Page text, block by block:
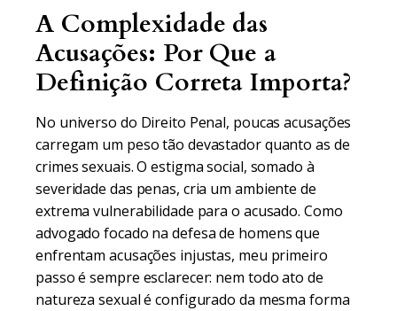
A Complexidade das
Acusações: Por Que a
Definição Correta Importa?
No universo do Direito Penal, poucas acusações
carregam um peso tão devastador quanto as de
crimes sexuais. O estigma social, somado à
severidade das penas, cria um ambiente de
extrema vulnerabilidade para o acusado. Como
advogado focado na defesa de homens que
enfrentam acusações injustas, meu primeiro
passo é sempre esclarecer: nem todo ato de
natureza sexual é configurado da mesma forma